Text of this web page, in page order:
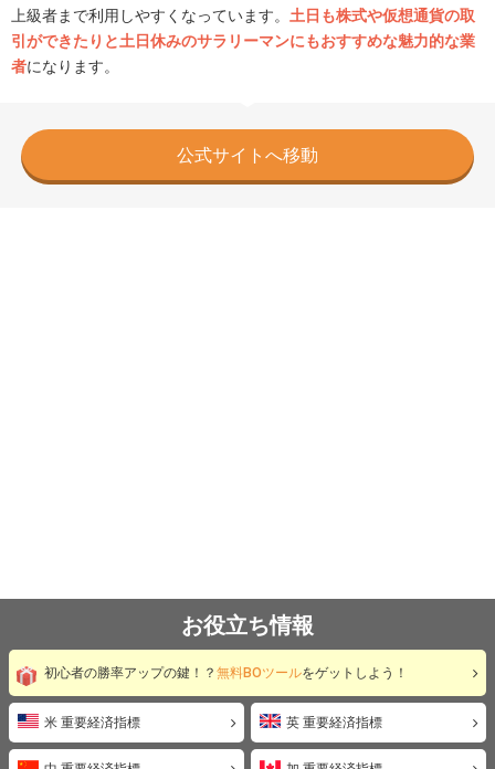
上級者まで利用しやすくなっています。 土日も株式や仮想通貨の取
引ができたりと土日休みのサラリーマンにもおすすめな魅力的な業
者になります。
公式サイトへ移動
お役立ち情報
初心者の勝率アップの鍵！？ 無料BOツールをゲットしよう！
米 重要経済指標 英 重要経済指標